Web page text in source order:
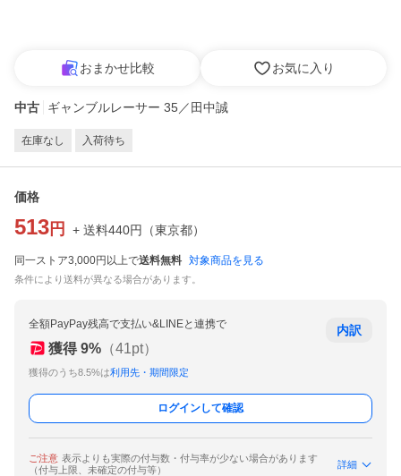
おまかせ比較 お気に入り
中古 ギャンブルレーサー 35／田中誠
在庫なし 入荷待ち
価格
513 円 + 送料440円 （東京都）
同一ストア3,000円以上で送料無料 対象商品を見る
条件により送料が異なる場合があります。
全額PayPay残高で支払い&LINEと連携で
獲得 9% （41pt）
獲得のうち8.5%は利用先・期間限定
内訳
ログインして確認
ご注意 表示よりも実際の付与数・付与率が少ない場合があります
（付与上限、未確定の付与等）
詳細